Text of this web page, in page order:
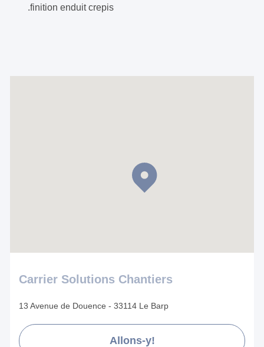
.finition enduit crepis
Carrier Solutions Chantiers
13 Avenue de Douence - 33114 Le Barp
Allons-y!